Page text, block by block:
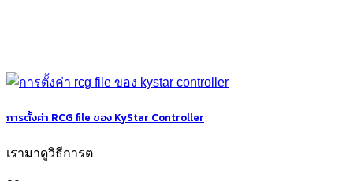
การตั้งค่า RCG file ของ KyStar Controller
เรามาดูวิธีการต